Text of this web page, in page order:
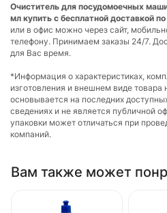
Очиститель для посудомоечных
мл купить с бесплатной доставкой
или в офис можно через сайт,
телефону. Принимаем заказы 24/7.
для Вас время.
*Информация о характеристиках,
изготовления и внешнем виде товара
основывается на последних
сведениях и не является публичной
упаковки может отличаться при
компаний.
Вам также может